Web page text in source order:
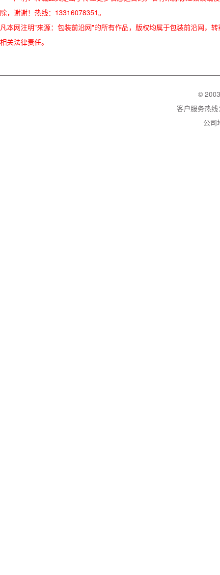
这就是迅高盛实实在在的核心竞争力！
展望未来，谭总很谦虚：“反正就是继续这样踏踏实实
我们相信，在谭总和所有迅高盛人的共同努力下，迅
【视界·37】佛山迅高盛，全色系